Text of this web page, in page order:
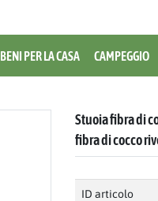
BENI PER LA CASA CAMPEGGIO
Stuoia fibra di
fibra di cocco
ID articolo